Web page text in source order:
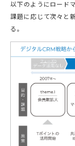
以下のようにロード
課題に応じて次々と
る。